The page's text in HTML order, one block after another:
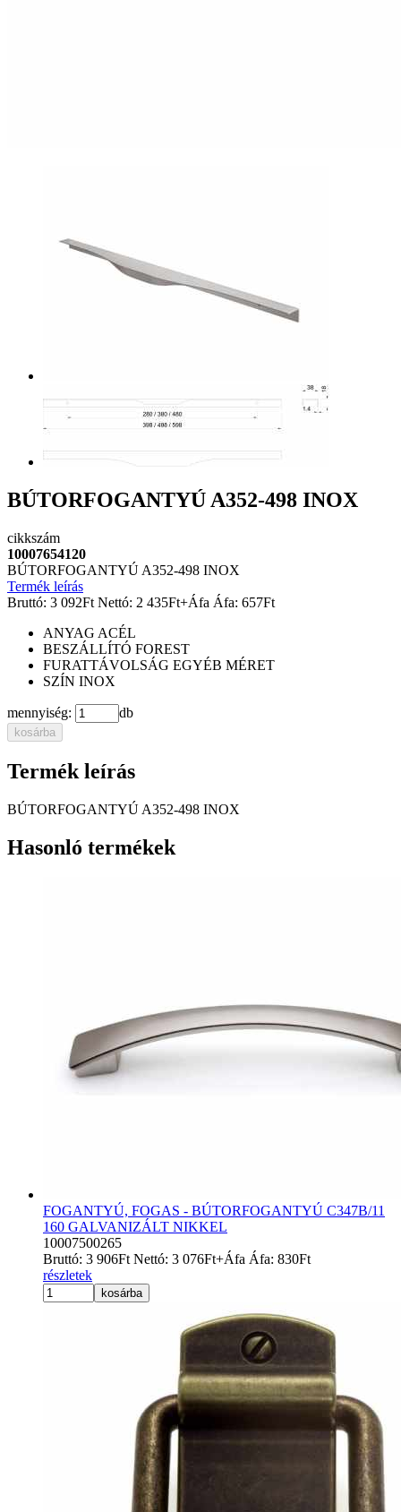
BÚTORFOGANTYÚ A352-498 INOX
cikkszám
10007654120
BÚTORFOGANTYÚ A352-498 INOX
Termék leírás
Bruttó: 3 092Ft Nettó: 2 435Ft+Áfa Áfa: 657Ft
ANYAG ACÉL
BESZÁLLÍTÓ FOREST
FURATTÁVOLSÁG EGYÉB MÉRET
SZÍN INOX
mennyiség: db
kosárba
Termék leírás
BÚTORFOGANTYÚ A352-498 INOX
Hasonló termékek
FOGANTYÚ, FOGAS - BÚTORFOGANTYÚ C347B/11
160 GALVANIZÁLT NIKKEL
10007500265
Bruttó: 3 906Ft Nettó: 3 076Ft+Áfa Áfa: 830Ft
részletek
kosárba